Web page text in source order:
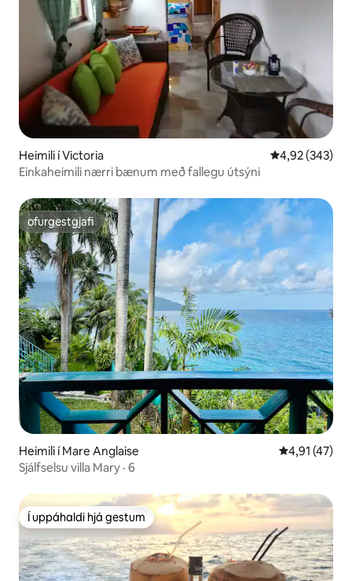
Heimili í Victoria 4,92 af 5 í
4,92 (343)
Einkaheimili nærri bænum með fallegu útsýni
ofurgestgjafi
ofurgestgjafi
Heimili í Mare Anglaise 4,91 af 5 í
4,91 (47)
Sjálfselsu villa Mary · 6
Í uppáhaldi hjá gestum
Í uppáhaldi hjá gestum